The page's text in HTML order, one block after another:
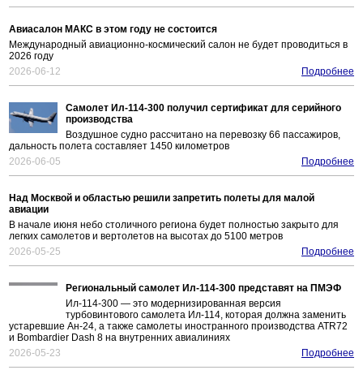
Авиасалон МАКС в этом году не состоится
Международный авиационно-космический салон не будет проводиться в
2026 году
2026-06-12
Подробнее
Самолет Ил-114-300 получил сертификат для серийного
производства
Воздушное судно рассчитано на перевозку 66 пассажиров,
дальность полета составляет 1450 километров
2026-06-05
Подробнее
Над Москвой и областью решили запретить полеты для малой
авиации
В начале июня небо столичного региона будет полностью закрыто для
легких самолетов и вертолетов на высотах до 5100 метров
2026-05-25
Подробнее
Региональный самолет Ил-114-300 представят на ПМЭФ
Ил-114-300 — это модернизированная версия
турбовинтового самолета Ил-114, которая должна заменить
устаревшие Ан-24, а также самолеты иностранного производства ATR72
и Bombardier Dash 8 на внутренних авиалиниях
2026-05-23
Подробнее